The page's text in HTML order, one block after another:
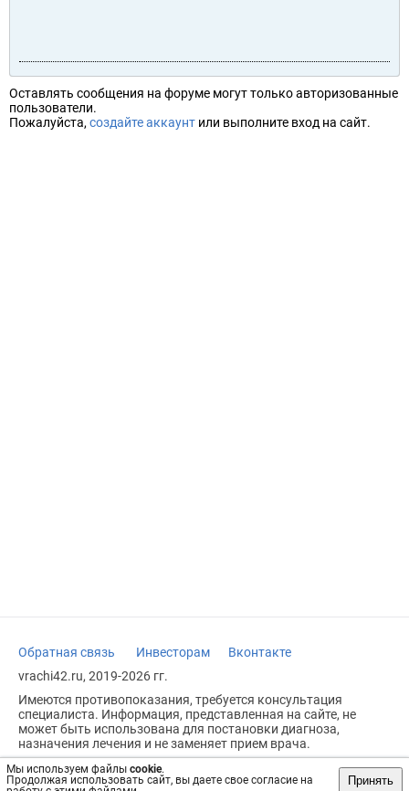
Мы используем файлы cookie.
Продолжая использовать сайт, вы даете свое согласие на
Принять
Оставлять сообщения на форуме могут только авторизованные
пользователи.
Пожалуйста, создайте аккаунт или выполните вход на сайт.
Обратная связь Инвесторам
Вконтакте
vrachi42.ru, 2019-2026 гг.
Имеются противопоказания, требуется консультация
специалиста. Информация, представленная на сайте, не
может быть использована для постановки диагноза,
назначения лечения и не заменяет прием врача.
Возрастное ограничение: 18+